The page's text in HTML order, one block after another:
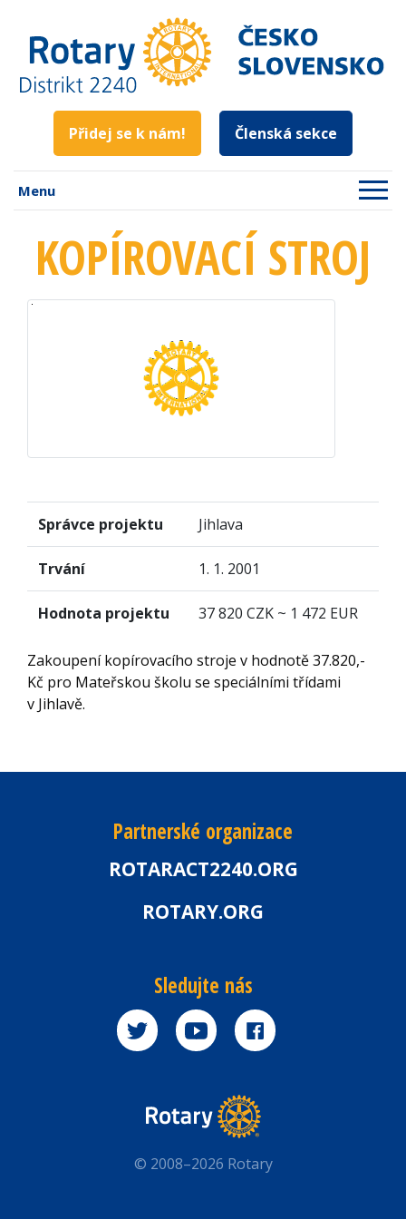
Přidej se k nám! Členská sekce
Menu
KOPÍROVACÍ STROJ
Správce projektu Jihlava
Trvání 1. 1. 2001
Hodnota projektu 37 820 CZK ~ 1 472 EUR
Zakoupení kopírovacího stroje v hodnotě 37.820,-
Kč pro Mateřskou školu se speciálními třídami
v Jihlavě.
Partnerské organizace
ROTARACT2240.ORG
ROTARY.ORG
Sledujte nás
© 2008–2026 Rotary